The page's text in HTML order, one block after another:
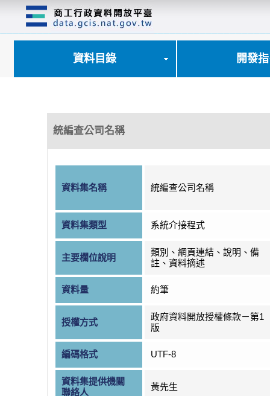
資料目錄 開發
統編查公司名稱
資料集名稱 統編查公司名稱
資料集類型 系統介接程式
主要欄位說明
類別、網頁連結、說明、備
註、資料摘述
資料量 約筆
授權方式
政府資料開放授權條款－第1
版
編碼格式 UTF-8
資料集提供機關
聯絡人
黃先生